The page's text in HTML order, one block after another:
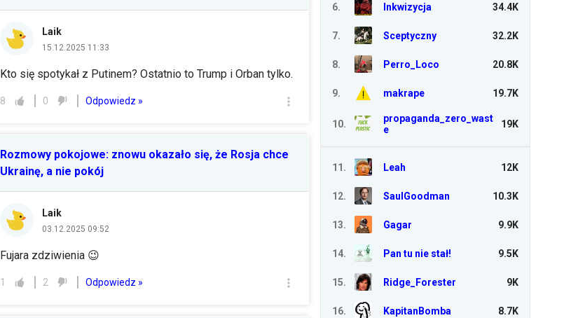
Laik
15.12.2025 11:33
Kto się spotykał z Putinem? Ostatnio to Trump i Orban tylko.
8 0 Odpowiedz »
Rozmowy pokojowe: znowu okazało się, że Rosja chce
Ukrainę, a nie pokój
Laik
03.12.2025 09:52
Fujara zdziwienia 😉
1 2 Odpowiedz »
6. Inkwizycja 34.4K
7. Sceptyczny 32.2K
8. Perro_Loco 20.8K
9. makrape 19.7K
10.
propaganda_zero_wast
e
19K
11. Leah 12K
12. SaulGoodman 10.3K
13. Gagar 9.9K
14. Pan tu nie stał! 9.5K
15. Ridge_Forester 9K
16. KapitanBomba 8.7K